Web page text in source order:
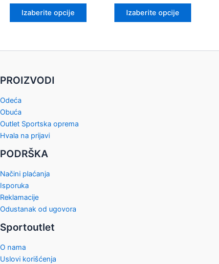
Izaberite opcije
Ovaj
varijanti.
Izaberite opcije
Ovaj
varijanti.
PROIZVODI
Odeća
Obuća
Outlet Sportska oprema
Hvala na prijavi
PODRŠKA
Načini plaćanja
Isporuka
Reklamacije
Odustanak od ugovora
Sportoutlet
O nama
Uslovi korišćenja